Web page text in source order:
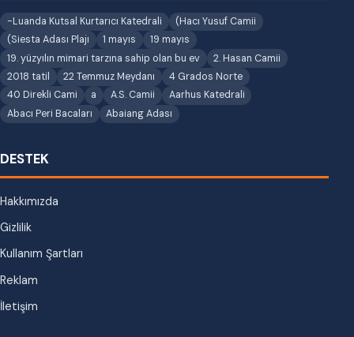
-Luanda Kutsal Kurtarıcı Katedrali
(Hacı Yusuf Camii
(Siesta Adası Plajı
1 mayıs
19 mayıs
19. yüzyılın mimari tarzına sahip olan bu ev
2. Hasan Camii
2018 tatil
22 Temmuz Meydanı
4 Grados Norte
40 Direkli Cami
a A.S. Camii
Aarhus Katedrali
Abacı Peri Bacaları
Abaiang Adası
DESTEK
Hakkımızda
Gizlilik
Kullanım Şartları
Reklam
İletişim